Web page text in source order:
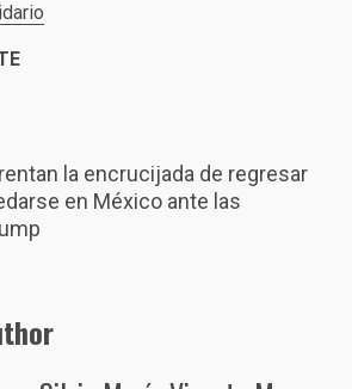
la encrucijada de regresar
en México ante las